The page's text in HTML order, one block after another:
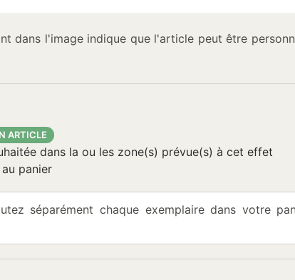
dans l'image indique que l'article peut être
ARTICLE
dans la ou les zone(s) prévue(s) à cet effet
panier
séparément chaque exemplaire dans votre